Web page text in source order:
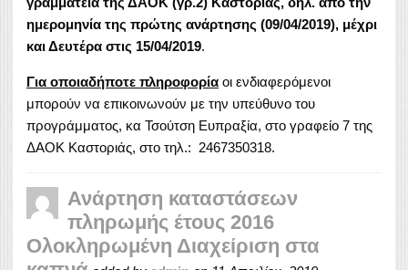
ημερομηνία της πρώτης ανάρτησης (09/04/2019), μέχρι
και Δευτέρα στις 15/04/2019.
Για οποιαδήποτε πληροφορία οι ενδιαφερόμενοι
μπορούν να επικοινωνούν με την υπεύθυνο του
προγράμματος, κα Τσούτση Ευπραξία, στο γραφείο 7 της
ΔΑΟΚ Καστοριάς, στο τηλ.: 2467350318.
Ανάρτηση καταστάσεων
πληρωμής έτους 2016
Ολοκληρωμένη Διαχείριση στα